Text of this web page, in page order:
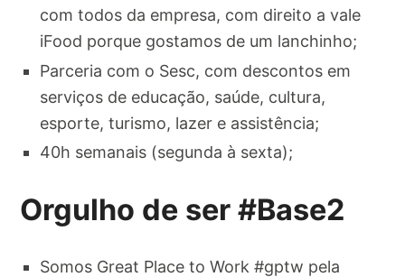
com todos da empresa, com direito a vale
iFood porque gostamos de um lanchinho;
Parceria com o Sesc, com descontos em
serviços de educação, saúde, cultura,
esporte, turismo, lazer e assistência;
40h semanais (segunda à sexta);
Orgulho de ser #Base2
Somos Great Place to Work #gptw pela